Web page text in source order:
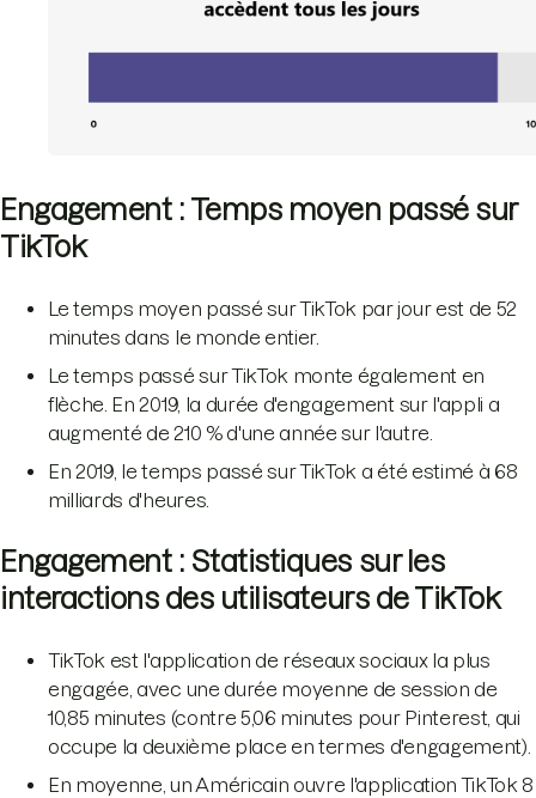
Engagement : Temps moyen passé sur
TikTok
Le temps moyen passé sur TikTok par jour est de 52
minutes dans le monde entier.
Le temps passé sur TikTok monte également en
flèche. En 2019, la durée d'engagement sur l'appli a
augmenté de 210 % d'une année sur l'autre.
En 2019, le temps passé sur TikTok a été estimé à 68
milliards d'heures.
Engagement : Statistiques sur les
interactions des utilisateurs de TikTok
TikTok est l'application de réseaux sociaux la plus
engagée, avec une durée moyenne de session de
10,85 minutes (contre 5,06 minutes pour Pinterest, qui
occupe la deuxième place en termes d'engagement).
En moyenne, un Américain ouvre l'application TikTok 8